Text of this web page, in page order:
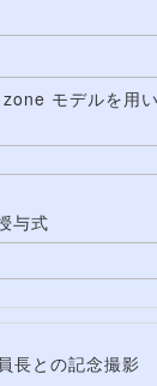
モデルを用
与式
長との記念撮影